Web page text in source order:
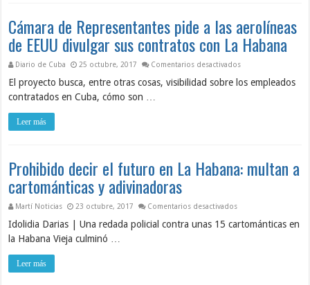
Cámara de Representantes pide a las aerolíneas
de EEUU divulgar sus contratos con La Habana
Diario de Cuba 25 octubre, 2017 Comentarios desactivadosen Cámara de
El proyecto busca, entre otras cosas, visibilidad sobre los empleados
contratados en Cuba, cómo son …
Leer más
Prohibido decir el futuro en La Habana: multan a
cartománticas y adivinadoras
Martí Noticias 23 octubre, 2017 Comentarios desactivadosen Prohibido decir el
Idolidia Darias | Una redada policial contra unas 15 cartománticas en
la Habana Vieja culminó …
Leer más